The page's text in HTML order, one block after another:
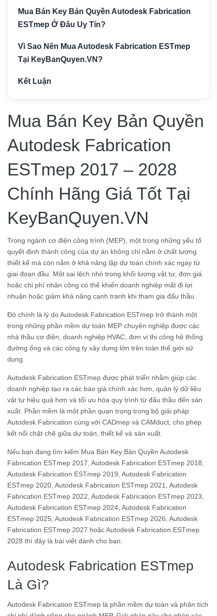
Mua Bán Key Bản Quyền Autodesk Fabrication
ESTmep Ở Đâu Uy Tín?
Vì Sao Nên Mua Autodesk Fabrication ESTmep
Tại KeyBanQuyen.VN?
Kết Luận
Mua Bán Key Bản Quyền
Autodesk Fabrication
ESTmep 2017 – 2028
Chính Hãng Giá Tốt Tại
KeyBanQuyen.VN
Trong ngành cơ điện công trình (MEP), một trong những yếu tố
quyết định thành công của dự án không chỉ nằm ở chất lượng
thiết kế mà còn nằm ở khả năng lập dự toán chính xác ngay từ
giai đoạn đầu. Một sai lệch nhỏ trong khối lượng vật tư, đơn giá
hoặc chi phí nhân công có thể khiến doanh nghiệp mất đi lợi
nhuận hoặc giảm khả năng cạnh tranh khi tham gia đấu thầu.
Đó chính là lý do Autodesk Fabrication ESTmep trở thành một
trong những phần mềm dự toán MEP chuyên nghiệp được các
nhà thầu cơ điện, doanh nghiệp HVAC, đơn vị thi công hệ thống
đường ống và các công ty xây dựng lớn trên toàn thế giới sử
dụng.
Autodesk Fabrication ESTmep được phát triển nhằm giúp các
doanh nghiệp tạo ra các báo giá chính xác hơn, quản lý dữ liệu
vật tư hiệu quả hơn và tối ưu hóa quy trình từ đấu thầu đến sản
xuất. Phần mềm là một phần quan trọng trong bộ giải pháp
Autodesk Fabrication cùng với CADmep và CAMduct, cho phép
kết nối chặt chẽ giữa dự toán, thiết kế và sản xuất.
Nếu bạn đang tìm kiếm Mua Bán Key Bản Quyền Autodesk
Fabrication ESTmep 2017, Autodesk Fabrication ESTmep 2018,
Autodesk Fabrication ESTmep 2019, Autodesk Fabrication
ESTmep 2020, Autodesk Fabrication ESTmep 2021, Autodesk
Fabrication ESTmep 2022, Autodesk Fabrication ESTmep 2023,
Autodesk Fabrication ESTmep 2024, Autodesk Fabrication
ESTmep 2025, Autodesk Fabrication ESTmep 2026, Autodesk
Fabrication ESTmep 2027 hoặc Autodesk Fabrication ESTmep
2028 thì đây là bài viết dành cho bạn.
Autodesk Fabrication ESTmep
Là Gì?
Autodesk Fabrication ESTmep là phần mềm dự toán và phân tích